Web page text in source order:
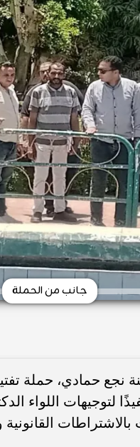
جانب من الحملة
نجع حمادي، حملة
لتوجيهات اللواء